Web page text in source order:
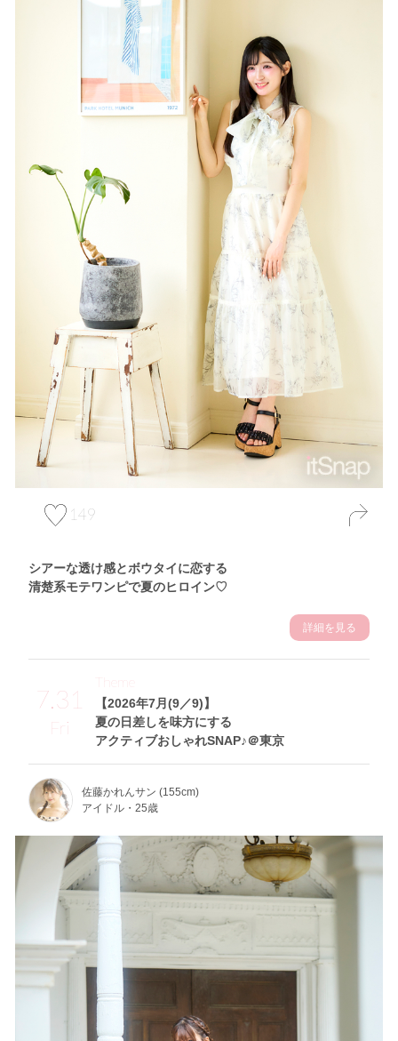
149
シアーな透け感とボウタイに恋する
清楚系モテワンピで夏のヒロイン♡
詳細を見る
7.31
Fri
【2026年7月(9／9)】
夏の日差しを味方にする
アクティブおしゃれSNAP♪＠東京
Theme
佐藤かれんサン (155cm)
アイドル・25歳